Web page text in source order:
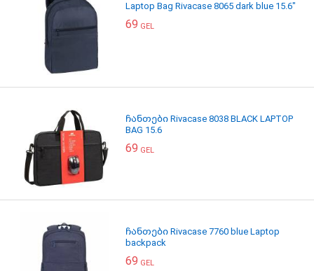
Laptop Bag Rivacase 8065 dark blue 15.6"
69 GEL
ჩანთები Rivacase 8038 BLACK LAPTOP
BAG 15.6
69 GEL
ჩანთები Rivacase 7760 blue Laptop
backpack
69 GEL